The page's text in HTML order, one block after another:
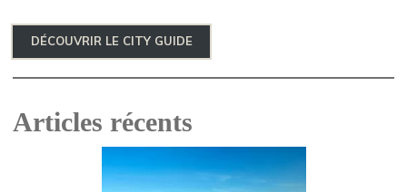
DÉCOUVRIR LE CITY GUIDE
Articles récents